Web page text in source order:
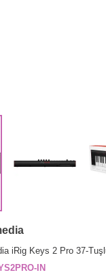
iRig Keys 2 Pro 37-
IN